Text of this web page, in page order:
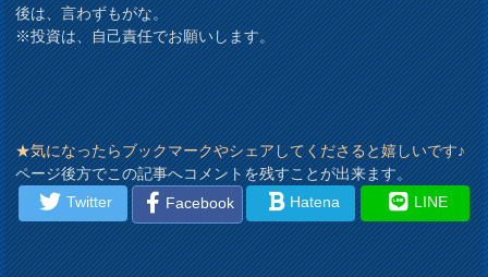
後は、言わずもがな。
※投資は、自己責任でお願いします。
★気になったらブックマークやシェアしてくださると嬉しいです♪
ページ後方でこの記事へコメントを残すことが出来ます。
Twitter
Facebook Hatena LINE